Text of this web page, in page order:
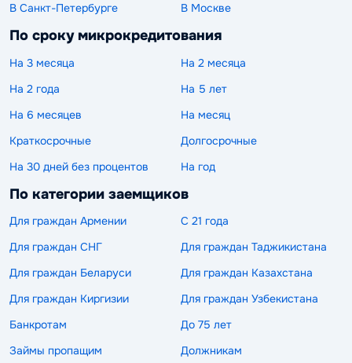
В Санкт-Петербурге
В Москве
По сроку микрокредитования
На 3 месяца
На 2 месяца
На 2 года
На 5 лет
На 6 месяцев
На месяц
Краткосрочные
Долгосрочные
На 30 дней без процентов
На год
По категории заемщиков
Для граждан Армении
С 21 года
Для граждан СНГ
Для граждан Таджикистана
Для граждан Беларуси
Для граждан Казахстана
Для граждан Киргизии
Для граждан Узбекистана
Банкротам
До 75 лет
Займы пропащим
Должникам